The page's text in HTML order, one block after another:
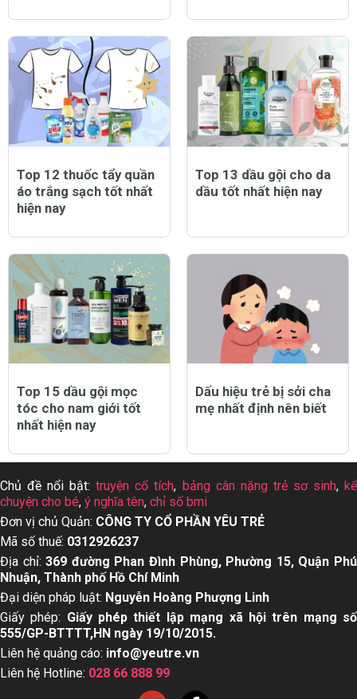
Top 12 thuốc tẩy quần
áo trắng sạch tốt nhất
hiện nay
Top 13 dầu gội cho da
dầu tốt nhất hiện nay
Top 15 dầu gội mọc
tóc cho nam giới tốt
nhất hiện nay
Dấu hiệu trẻ bị sởi cha
mẹ nhất định nên biết
Chủ đề nổi bật:truyện cổ tích, bảng cân nặng trẻ sơ sinh,kể
chuyện cho bé, ý nghĩa tên, chỉ số bmi
Đơn vị chủ Quản: CÔNG TY CỔ PHẦN YÊU TRẺ
Mã số thuế: 0312926237
Địa chỉ:369 đường Phan Đình Phùng, Phường 15, Quận Phú
Nhuận, Thành phố Hồ Chí Minh
Đại diện pháp luật: Nguyễn Hoàng Phượng Linh
Giấy phép: Giấy phép thiết lập mạng xã hội trên mạng số
555/GP-BTTTT,HN ngày 19/10/2015.
Liên hệ quảng cáo: info@yeutre.vn
Liên hệ Hotline: 028 66 888 99